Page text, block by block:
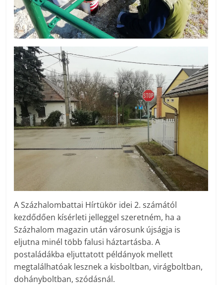
A Százhalombattai Hírtükör idei 2. számától
kezdődően kísérleti jelleggel szeretném, ha a
Százhalom magazin után városunk újságja is
eljutna minél több falusi háztartásba. A
postaládákba eljuttatott példányok mellett
megtalálhatóak lesznek a kisboltban, virágboltban,
dohányboltban, szódásnál.